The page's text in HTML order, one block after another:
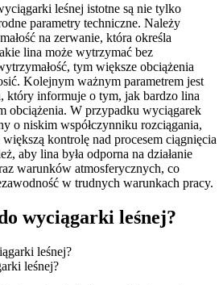
leśnej istotne są nie tylko
parametry techniczne. Należy
na zerwanie, która określa
lina może wytrzymać bez
tym większe obciążenia
Kolejnym ważnym parametrem jest
który informuje o tym, jak bardzo lina
obciążenia. W przypadku wyciągarek
o niskim współczynniku rozciągania,
kontrolę nad procesem ciągnięcia
aby lina była odporna na działanie
warunków atmosferycznych, co
w trudnych warunkach pracy.
wyciągarki leśnej?
leśnej?